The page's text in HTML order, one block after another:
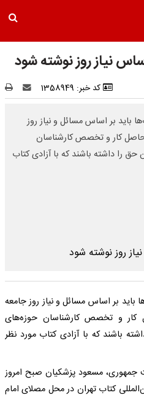
نیاز روز نوشته شود
کد خبر: 1358949
باید بر اساس مسائل و نیاز روز
کار و تخصص کارشناسان
را داشته باشند که با آزادی کتاب
باید بر اساس مسائل و نیاز روز جامعه
کار و تخصص کارشناسان حوزه‌های
باشند که با آزادی کتاب مورد نظر
جمهوری، مسعود پزشکیان صبح امروز
کتاب تهران در محل مصلای امام